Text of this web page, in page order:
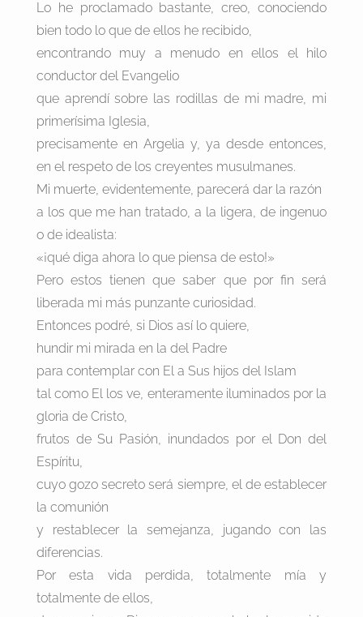
Lo he proclamado bastante, creo, conociendo
bien todo lo que de ellos he recibido,
encontrando muy a menudo en ellos el hilo
conductor del Evangelio
que aprendí sobre las rodillas de mi madre, mi
primerísima Iglesia,
precisamente en Argelia y, ya desde entonces,
en el respeto de los creyentes musulmanes.
Mi muerte, evidentemente, parecerá dar la razón
a los que me han tratado, a la ligera, de ingenuo
o de idealista:
«¡qué diga ahora lo que piensa de esto!»
Pero estos tienen que saber que por fin será
liberada mi más punzante curiosidad.
Entonces podré, si Dios así lo quiere,
hundir mi mirada en la del Padre
para contemplar con El a Sus hijos del Islam
tal como El los ve, enteramente iluminados por la
gloria de Cristo,
frutos de Su Pasión, inundados por el Don del
Espíritu,
cuyo gozo secreto será siempre, el de establecer
la comunión
y restablecer la semejanza, jugando con las
diferencias.
Por esta vida perdida, totalmente mía y
totalmente de ellos,